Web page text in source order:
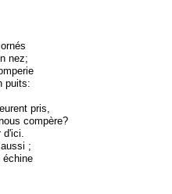
nez;
puits:
pris,
compère?
d'ici.
;
échine